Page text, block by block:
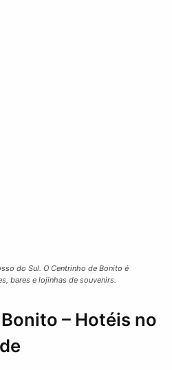
do Sul. O Centrinho de Bonito é
bares e lojinhas de souvenirs.
– Hotéis no